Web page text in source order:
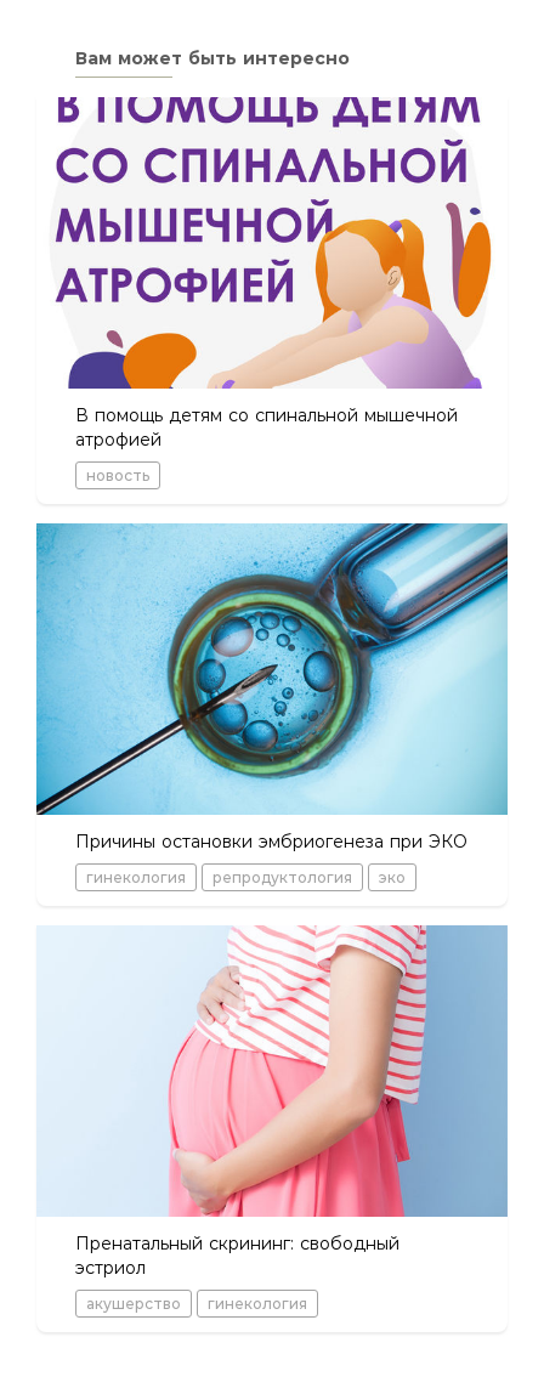
Вам может быть интересно
В помощь детям со спинальной мышечной
атрофией
новость
Причины остановки эмбриогенеза при ЭКО
гинекология репродуктология эко
Пренатальный скрининг: свободный
эстриол
акушерство гинекология